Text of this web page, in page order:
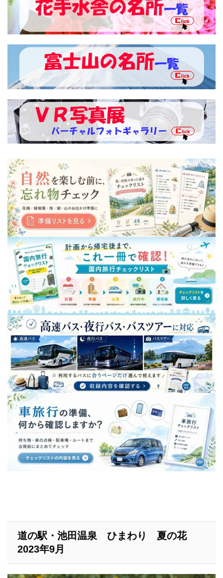
道の駅・池田温泉 ひまわり 夏の花
2023年9月